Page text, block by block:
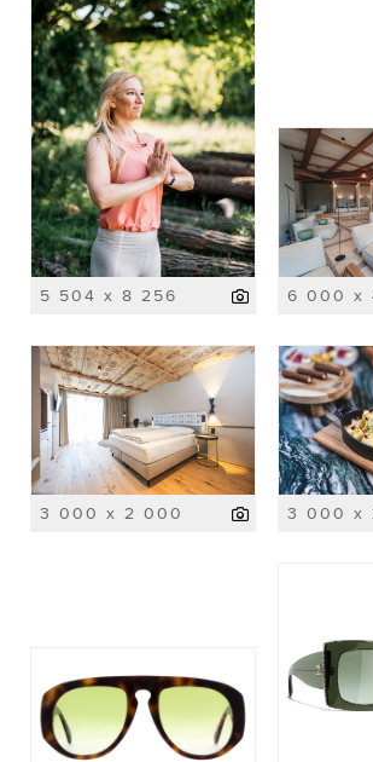
5 504 x 8 256 6 000 x
3 000 x 2 000 3 000 x